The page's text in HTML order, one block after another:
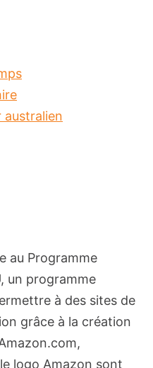
australien
au Programme
un programme
à des sites de
grâce à la création
logo Amazon sont